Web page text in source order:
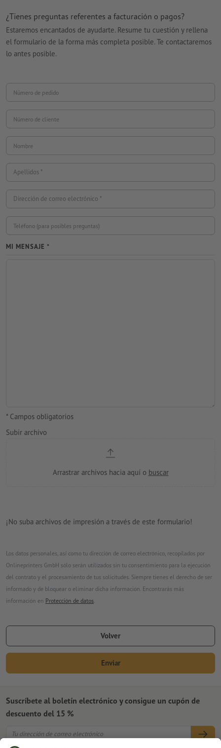
¿Tienes preguntas referentes a facturación o pagos?
Estaremos encantados de ayudarte. Resume tu cuestión y rellena
el formulario de la forma más completa posible. Te contactaremos
lo antes posible.
Número de pedido
Número de cliente
Nombre
Apellidos
Dirección de correo electrónico
Teléfono (para posibles preguntas)
MI MENSAJE *
* Campos obligatorios
Subir archivo
¡No suba archivos de impresión a través de este formulario!
Los datos personales, así como tu dirección de correo electrónico, recopilados por
Onlineprinters GmbH sólo serán utilizados sin tu consentimiento para la ejecución
del contrato y el procesamiento de tus solicitudes. Siempre tienes el derecho de ser
informado y de bloquear o eliminar dicha información. Encontrarás más
información en Protección de datos.
Volver
Enviar
Suscríbete al boletín electrónico y consigue un cupón de
descuento del 15 %